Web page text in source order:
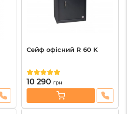
Сейф офісний R 60 K
10 290 грн